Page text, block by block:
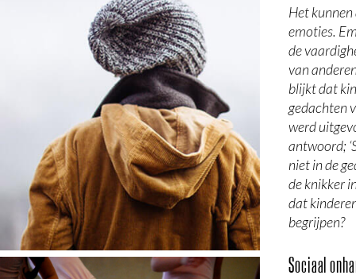
Het
emoties.
de
van
blijkt dat
gedachten
werd
antwoord;
niet in de
de knikker
dat
begrijpen?
Sociaal